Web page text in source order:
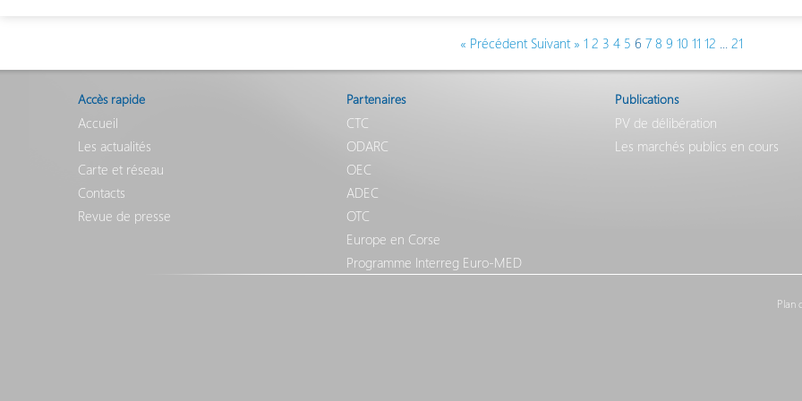
« Précédent Suivant » 1 2 3 4 5 6 7 8 9 10 11 12 21
Accès rapide
Accueil
Les actualités
Carte et réseau
Contacts
Revue de presse
Partenaires
CTC
ODARC
OEC
ADEC
OTC
Europe en Corse
Programme Interreg Euro-MED
Publications
PV de délibération
Les marchés publics en cours
Plan